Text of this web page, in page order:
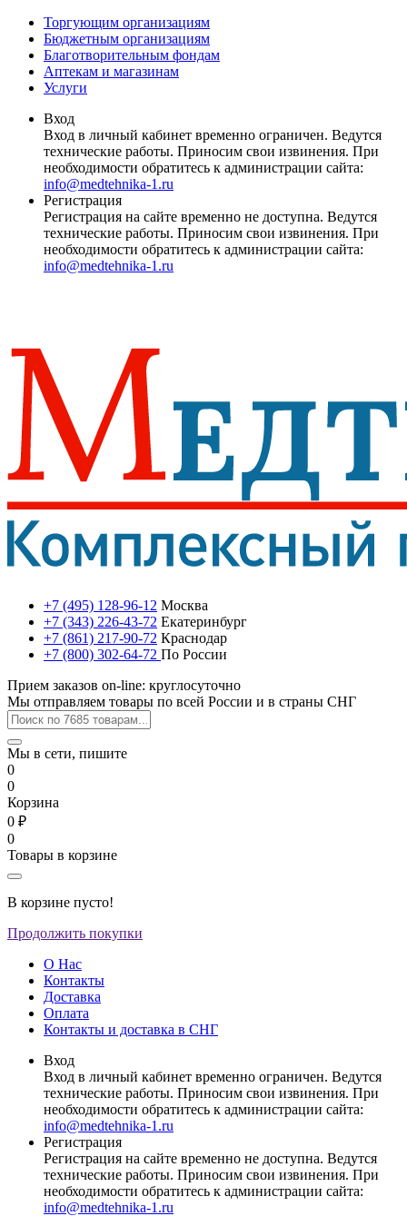
Торгующим организациям
Бюджетным организациям
Благотворительным фондам
Аптекам и магазинам
Услуги
Вход
Вход в личный кабинет временно ограничен. Ведутся
технические работы. Приносим свои извинения. При
необходимости обратитесь к администрации сайта:
info@medtehnika-1.ru
Регистрация
Регистрация на сайте временно не доступна. Ведутся
технические работы. Приносим свои извинения. При
необходимости обратитесь к администрации сайта:
info@medtehnika-1.ru
+7 (495) 128-96-12 Москва
+7 (343) 226-43-72 Екатеринбург
+7 (861) 217-90-72 Краснодар
+7 (800) 302-64-72 По России
Прием заказов on-line: круглосуточно
Мы отправляем товары по всей России и в страны СНГ
Мы в сети, пишите
0
0
Корзина
0 ₽
0
Товары в корзине
В корзине пусто!
Продолжить покупки
О Нас
Контакты
Доставка
Оплата
Контакты и доставка в СНГ
Вход
Вход в личный кабинет временно ограничен. Ведутся
технические работы. Приносим свои извинения. При
необходимости обратитесь к администрации сайта:
info@medtehnika-1.ru
Регистрация
Регистрация на сайте временно не доступна. Ведутся
технические работы. Приносим свои извинения. При
необходимости обратитесь к администрации сайта:
info@medtehnika-1.ru